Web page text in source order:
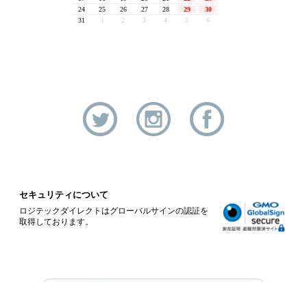
セキュリティについて
ロジテックダイレクトはグローバルサインの認証を
取得しております。